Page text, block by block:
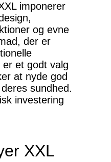
imponerer
og evne
der er
et godt valg
at nyde god
sundhed.
investering
XXL